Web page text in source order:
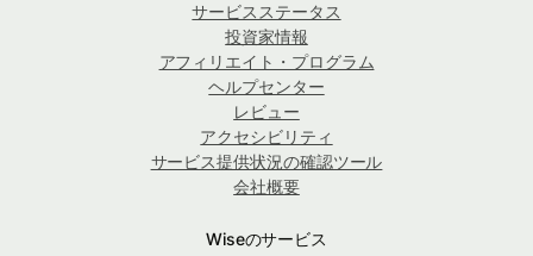
サービスステータス
投資家情報
アフィリエイト・プログラム
ヘルプセンター
レビュー
アクセシビリティ
サービス提供状況の確認ツール
会社概要
Wiseのサービス